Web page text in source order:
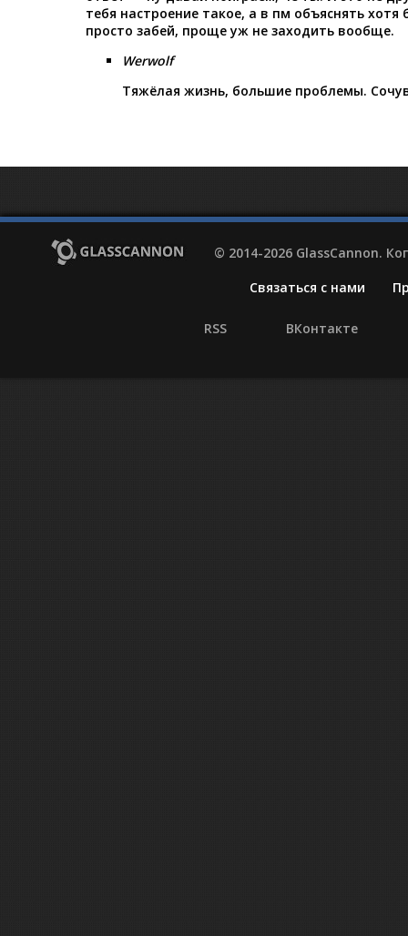
тебя настроение такое, а в пм объяснять
просто забей, проще уж не заходить вообще.
Werwolf
Тяжёлая жизнь, большие проблемы.
© 2014-2026 GlassCannon.
Связаться с нами
RSS ВКонтакте